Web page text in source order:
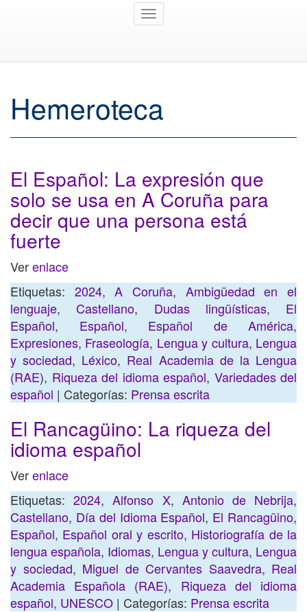
Toggle
Hemeroteca
El Español: La expresión que
solo se usa en A Coruña para
decir que una persona está
fuerte
Verenlace
Etiquetas: 2024,A Coruña, Ambigüedad en el
lenguaje,Castellano, Dudas lingüísticas, El
Español, Español, Español de América,
Expresiones, Fraseología, Lengua y cultura, Lengua
y sociedad, Léxico, Real Academia de la Lengua
(RAE), Riqueza del idioma español, Variedades del
español | Categorías: Prensa escrita
El Rancagüino: La riqueza del
idioma español
Verenlace
Etiquetas:2024,Alfonso X, Antonio de Nebrija,
Castellano, Día del Idioma Español, El Rancagüino,
Español, Español oral y escrito, Historiografía de la
lengua española, Idiomas, Lengua y cultura, Lengua
y sociedad, Miguel de Cervantes Saavedra, Real
Academia Española (RAE), Riqueza del idioma
español, UNESCO | Categorías: Prensa escrita